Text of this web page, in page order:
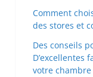
Comment
des stores et
Des conseils
D’excellentes
votre chambre